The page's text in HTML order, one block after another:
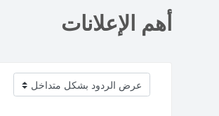
أهم الإعلانات
نمط العرض